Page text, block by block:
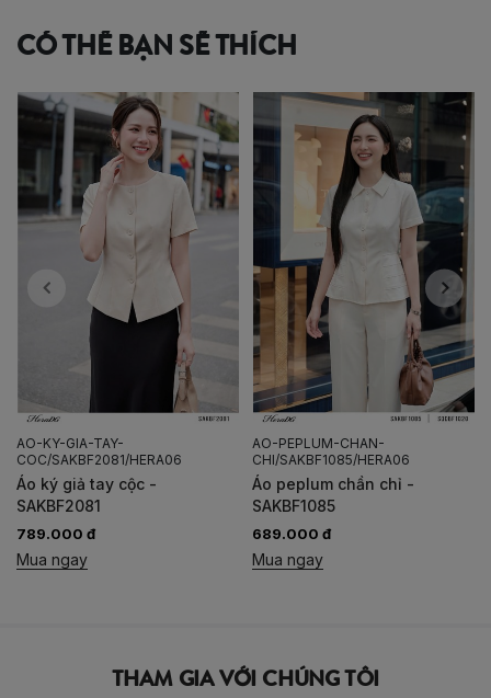
CÓ THỂ BẠN SẼ THÍCH
AO-PEPLUM-CHAN-
CHI/SAKBF1085/HERA06
Áo peplum chần chỉ -
SAKBF1085
689.000 đ
Mua ngay
AO-SO-MI-CO-BAU-
LY/SASBF2032/HERA06
Áo sơ mi cổ bấu ly -
SASBF2032
489.000 đ
Mua ngay
THAM GIA VỚI CHÚNG TÔI